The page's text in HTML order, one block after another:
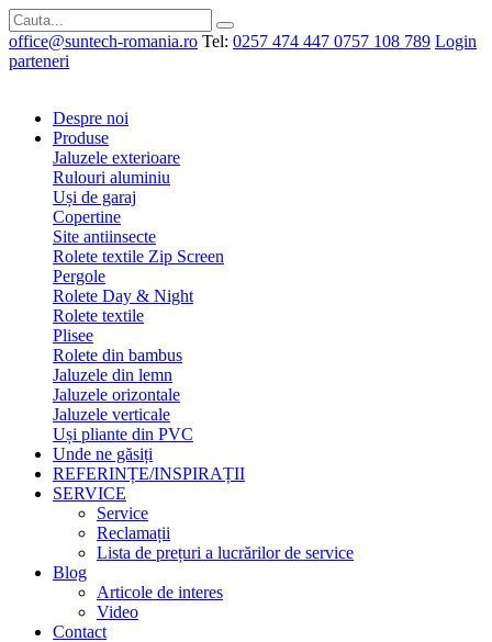
office@suntech-romania.ro Tel: 0257 474 447 0757 108 789 Login
parteneri
Despre noi
Produse
Jaluzele exterioare
Rulouri aluminiu
Uși de garaj
Copertine
Site antiinsecte
Rolete textile Zip Screen
Pergole
Rolete Day & Night
Rolete textile
Plisee
Rolete din bambus
Jaluzele din lemn
Jaluzele orizontale
Jaluzele verticale
Uși pliante din PVC
Unde ne găsiți
REFERINȚE/INSPIRAȚII
SERVICE
Service
Reclamații
Lista de prețuri a lucrărilor de service
Blog
Articole de interes
Video
Contact